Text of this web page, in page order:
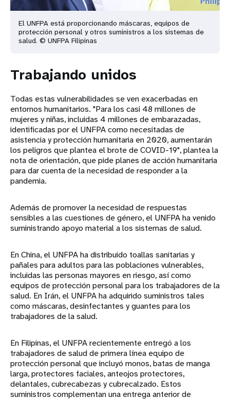
El UNFPA está proporcionando máscaras, equipos de
protección personal y otros suministros a los sistemas de
salud. © UNFPA Filipinas
Trabajando unidos
Todas estas vulnerabilidades se ven exacerbadas en
entornos humanitarios. "Para los casi 48 millones de
mujeres y niñas, incluidas 4 millones de embarazadas,
identificadas por el UNFPA como necesitadas de
asistencia y protección humanitaria en 2020, aumentarán
los peligros que plantea el brote de COVID-19", plantea la
nota de orientación, que pide planes de acción humanitaria
para dar cuenta de la necesidad de responder a la
pandemia.
Además de promover la necesidad de respuestas
sensibles a las cuestiones de género, el UNFPA ha venido
suministrando apoyo material a los sistemas de salud.
En China, el UNFPA ha distribuido toallas sanitarias y
pañales para adultos para las poblaciones vulnerables,
incluidas las personas mayores en riesgo, así como
equipos de protección personal para los trabajadores de la
salud. En Irán, el UNFPA ha adquirido suministros tales
como máscaras, desinfectantes y guantes para los
trabajadores de la salud.
En Filipinas, el UNFPA recientemente entregó a los
trabajadores de salud de primera línea equipo de
protección personal que incluyó monos, batas de manga
larga, protectores faciales, anteojos protectores,
delantales, cubrecabezas y cubrecalzado. Estos
suministros complementan una entrega anterior de